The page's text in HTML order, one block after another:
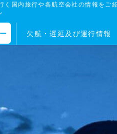
く国内旅行や各航空会社の情報を
欠航・遅延及び運行情報